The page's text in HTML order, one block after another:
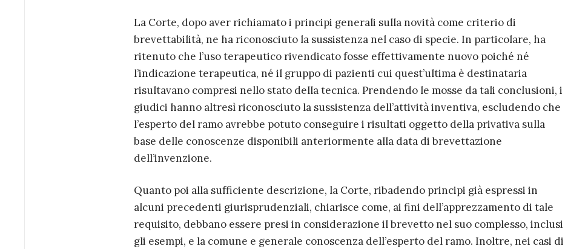
La Corte, dopo aver richiamato i principi generali sulla novità come criterio di
brevettabilità, ne ha riconosciuto la sussistenza nel caso di specie. In particolare, ha
ritenuto che l’uso terapeutico rivendicato fosse effettivamente nuovo poiché né
l’indicazione terapeutica, né il gruppo di pazienti cui quest’ultima è destinataria
risultavano compresi nello stato della tecnica. Prendendo le mosse da tali conclusioni, i
giudici hanno altresì riconosciuto la sussistenza dell’attività inventiva, escludendo che
l’esperto del ramo avrebbe potuto conseguire i risultati oggetto della privativa sulla
base delle conoscenze disponibili anteriormente alla data di brevettazione
dell’invenzione.
Quanto poi alla sufficiente descrizione, la Corte, ribadendo principi già espressi in
alcuni precedenti giurisprudenziali, chiarisce come, ai fini dell’apprezzamento di tale
requisito, debbano essere presi in considerazione il brevetto nel suo complesso, inclusi
gli esempi, e la comune e generale conoscenza dell’esperto del ramo. Inoltre, nei casi di